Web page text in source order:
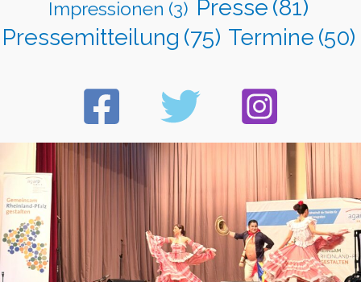
Impressionen (3) Presse (81)
Pressemitteilung (75) Termine (50)